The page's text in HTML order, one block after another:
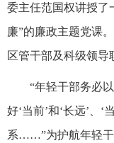
委主任范国权讲授了
廉”的廉政主题党课
区管干部及科级领导
“年轻干部务必
好‘当前’和‘长远’、‘
系……”为护航年轻干